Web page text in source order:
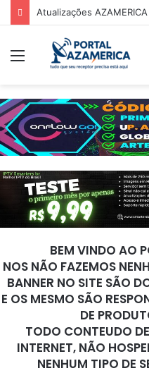
BEM VINDO AO
NOS NÃO FAZEMOS
BANNER NO SITE SÃO
E OS MESMO SÃO
DE
TODO CONTEUDO
INTERNET, NÃO
NENHUM TIPO DE